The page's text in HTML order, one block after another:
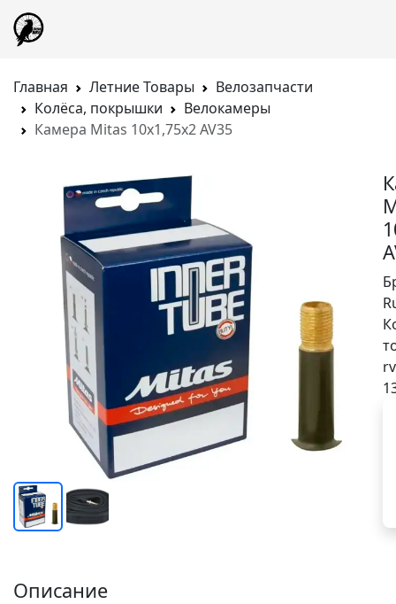
Главная Летние Товары
Велозапчасти
Колёса, покрышки
Велокамеры
Камера Mitas 10x1,75x2 AV35
Описание